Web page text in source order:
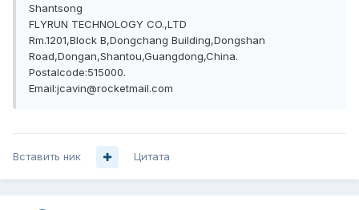
Shantsong
FLYRUN TECHNOLOGY CO.,LTD
Rm.1201,Block B,Dongchang Building,Dongshan
Road,Dongan,Shantou,Guangdong,China.
Postalcode:515000.
Email:jcavin@rocketmail.com
Вставить ник Цитата